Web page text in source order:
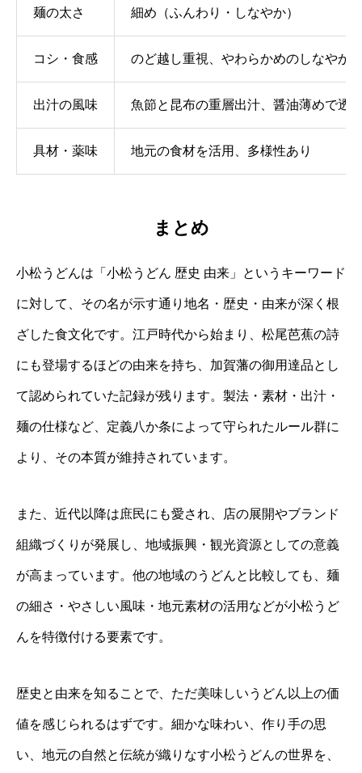
麺の太さ 細め（ふんわり・しなやか）
コシ・食感 のど越し重視、やわらかめのしなやか
出汁の風味 魚節と昆布の重層出汁、醤油薄めで透
具材・薬味 地元の食材を活用、多様性あり
まとめ
小松うどんは「小松うどん 歴史 由来」というキーワード
に対して、その名が示す通り地名・歴史・由来が深く根
ざした食文化です。江戸時代から始まり、松尾芭蕉の詩
にも登場するほどの由来を持ち、加賀藩の御用達品とし
て認められていた記録が残ります。製法・素材・出汁・
麺の仕様など、定義八か条によって守られたルール群に
より、その本質が維持されています。
また、近代以降は庶民にも愛され、店の展開やブランド
組織づくりが発展し、地域振興・観光資源としての意義
が高まっています。他の地域のうどんと比較しても、麺
の細さ・やさしい風味・地元素材の活用などが小松うど
んを特徴付ける要素です。
歴史と由来を知ることで、ただ美味しいうどん以上の価
値を感じられるはずです。細かな味わい、作り手の思
い、地元の自然と伝統が織りなす小松うどんの世界を、